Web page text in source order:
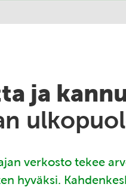
ja
verkosto tekee
hyväksi.